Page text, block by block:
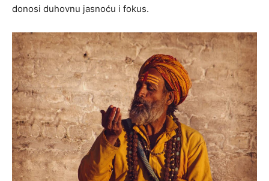
donosi duhovnu jasnoću i fokus.